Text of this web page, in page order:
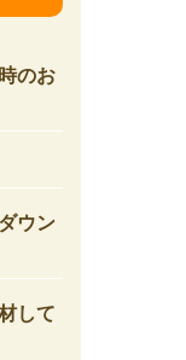
のお
ウン
して